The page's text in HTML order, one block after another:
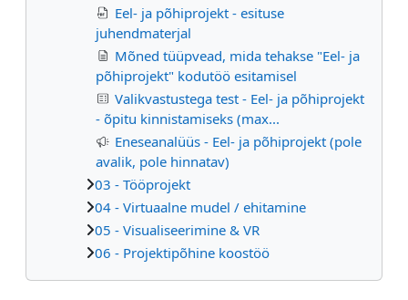
Eel- ja põhiprojekt - esituse
juhendmaterjal
Mõned tüüpvead, mida tehakse "Eel- ja
põhiprojekt" kodutöö esitamisel
Valikvastustega test - Eel- ja põhiprojekt
- õpitu kinnistamiseks (max...
Eneseanalüüs - Eel- ja põhiprojekt (pole
avalik, pole hinnatav)
03 - Tööprojekt
04 - Virtuaalne mudel / ehitamine
05 - Visualiseerimine & VR
06 - Projektipõhine koostöö